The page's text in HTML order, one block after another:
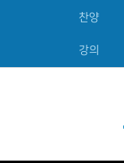
찬양
강의